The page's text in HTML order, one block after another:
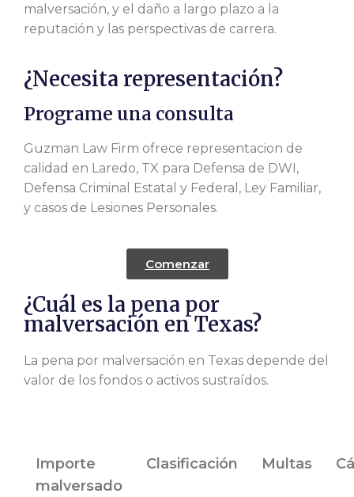
malversación, y el daño a largo plazo a la
reputación y las perspectivas de carrera.
¿Necesita representación?
Programe una consulta
Guzman Law Firm ofrece representacion de
calidad en Laredo, TX para Defensa de DWI,
Defensa Criminal Estatal y Federal, Ley Familiar,
y casos de Lesiones Personales.
Comenzar
¿Cuál es la pena por
malversación en Texas?
La pena por malversación en Texas depende del
valor de los fondos o activos sustraídos.
Importe
malversado
Clasificación Multas